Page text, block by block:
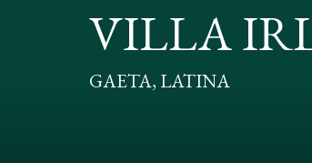
VILLA
GAETA, LATINA